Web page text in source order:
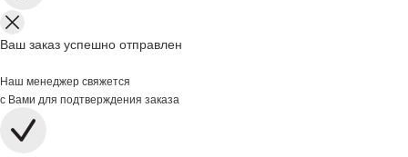
Ваш заказ успешно отправлен
Наш менеджер свяжется
с Вами для подтверждения заказа